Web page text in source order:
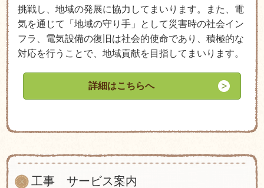
挑戦し、地域の発展に協力してまいります。また、電
気を通じて「地域の守り手」として災害時の社会イン
フラ、電気設備の復旧は社会的使命であり、積極的な
対応を行うことで、地域貢献を目指してまいります。
詳細はこちらへ
工事 サービス案内